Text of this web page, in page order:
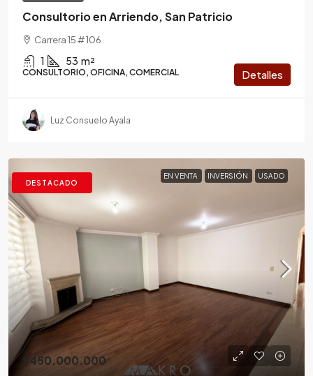
Consultorio en Arriendo, San Patricio
Carrera 15 # 106
1 53 m²
CONSULTORIO, OFICINA, COMERCIAL Detalles
Luz Consuelo Ayala
DESTACADO
EN VENTA INVERSIÓN USADO
$450.000.000